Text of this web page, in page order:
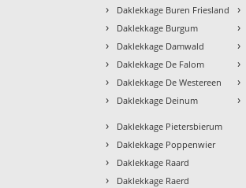
› Daklekkage Buren Friesland
› Daklekkage Burgum
› Daklekkage Damwald
› Daklekkage De Falom
› Daklekkage De Westereen
› Daklekkage Deinum
›
›
›
›
›
›
› Daklekkage Pietersbierum
› Daklekkage Poppenwier
› Daklekkage Raard
› Daklekkage Raerd